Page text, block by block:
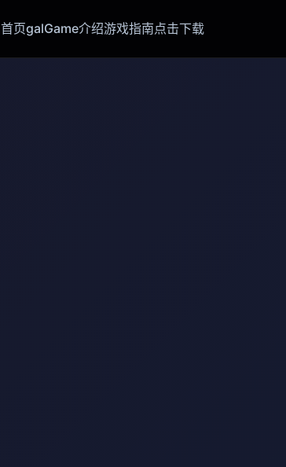
首页galGame介绍游戏指南点击下载